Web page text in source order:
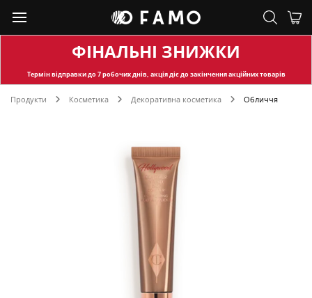
ФІНАЛЬНІ ЗНИЖКИ
Термін відправкидо 7 робочих днів, акція діє до закінчення акційних товарів
Продукти Косметика Декоративна косметика Обличчя